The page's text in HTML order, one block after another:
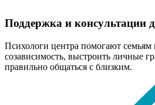
Поддержка и консультации
Психологи центра помогают семьям
созависимость, выстроить личные
правильно общаться с близким.